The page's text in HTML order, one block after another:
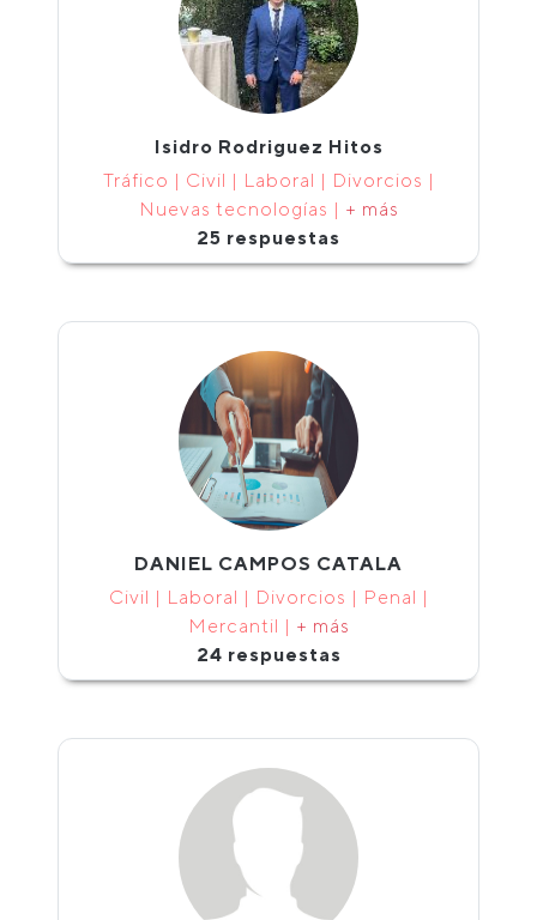
Isidro Rodriguez Hitos
Tráfico | Civil | Laboral | Divorcios |
Nuevas tecnologías | + más
25 respuestas
DANIEL CAMPOS CATALA
Civil | Laboral | Divorcios | Penal |
Mercantil | + más
24 respuestas